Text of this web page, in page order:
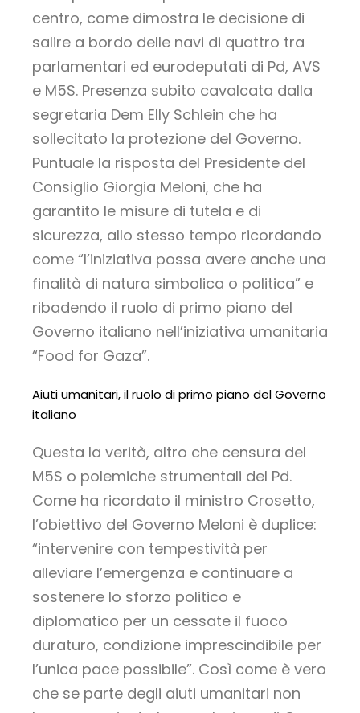
centro, come dimostra le decisione di
salire a bordo delle navi di quattro tra
parlamentari ed eurodeputati di Pd, AVS
e M5S. Presenza subito cavalcata dalla
segretaria Dem Elly Schlein che ha
sollecitato la protezione del Governo.
Puntuale la risposta del Presidente del
Consiglio Giorgia Meloni, che ha
garantito le misure di tutela e di
sicurezza, allo stesso tempo ricordando
come “l’iniziativa possa avere anche una
finalità di natura simbolica o politica” e
ribadendo il ruolo di primo piano del
Governo italiano nell’iniziativa umanitaria
“Food for Gaza”.
Aiuti umanitari, il ruolo di primo piano del Governo
italiano
Questa la verità, altro che censura del
M5S o polemiche strumentali del Pd.
Come ha ricordato il ministro Crosetto,
l’obiettivo del Governo Meloni è duplice:
“intervenire con tempestività per
alleviare l’emergenza e continuare a
sostenere lo sforzo politico e
diplomatico per un cessate il fuoco
duraturo, condizione imprescindibile per
l’unica pace possibile”. Così come è vero
che se parte degli aiuti umanitari non